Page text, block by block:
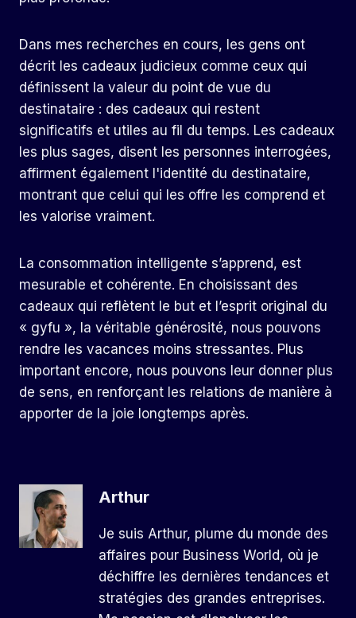
Dans mes recherches en cours, les gens ont
décrit les cadeaux judicieux comme ceux qui
définissent la valeur du point de vue du
destinataire : des cadeaux qui restent
significatifs et utiles au fil du temps. Les cadeaux
les plus sages, disent les personnes interrogées,
affirment également l'identité du destinataire,
montrant que celui qui les offre les comprend et
les valorise vraiment.
La consommation intelligente s’apprend, est
mesurable et cohérente. En choisissant des
cadeaux qui reflètent le but et l’esprit original du
« gyfu », la véritable générosité, nous pouvons
rendre les vacances moins stressantes. Plus
important encore, nous pouvons leur donner plus
de sens, en renforçant les relations de manière à
apporter de la joie longtemps après.
Arthur
Je suis Arthur, plume du monde des
affaires pour Business World, où je
déchiffre les dernières tendances et
stratégies des grandes entreprises.